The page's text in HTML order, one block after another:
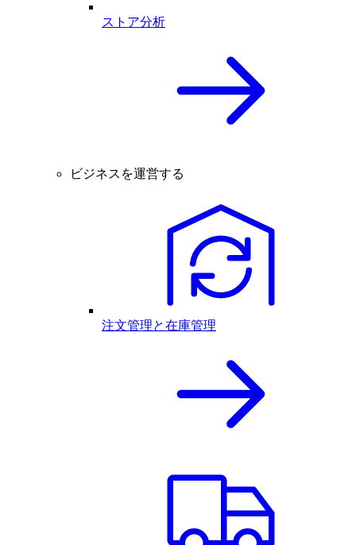
ストア分析
ビジネスを運営する
注文管理と在庫管理